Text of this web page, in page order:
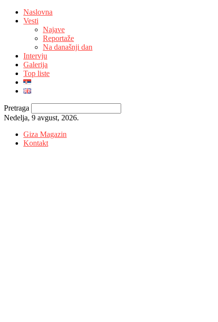
Naslovna
Vesti
Najave
Reportaže
Na današnji dan
Intervju
Galerija
Top liste
Pretraga
Nedelja, 9 avgust, 2026.
Giza Magazin
Kontakt